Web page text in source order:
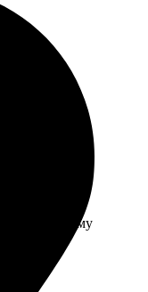
по указанному